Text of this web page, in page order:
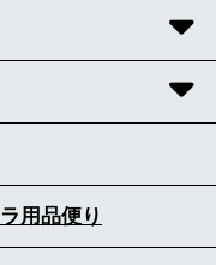
用品便り